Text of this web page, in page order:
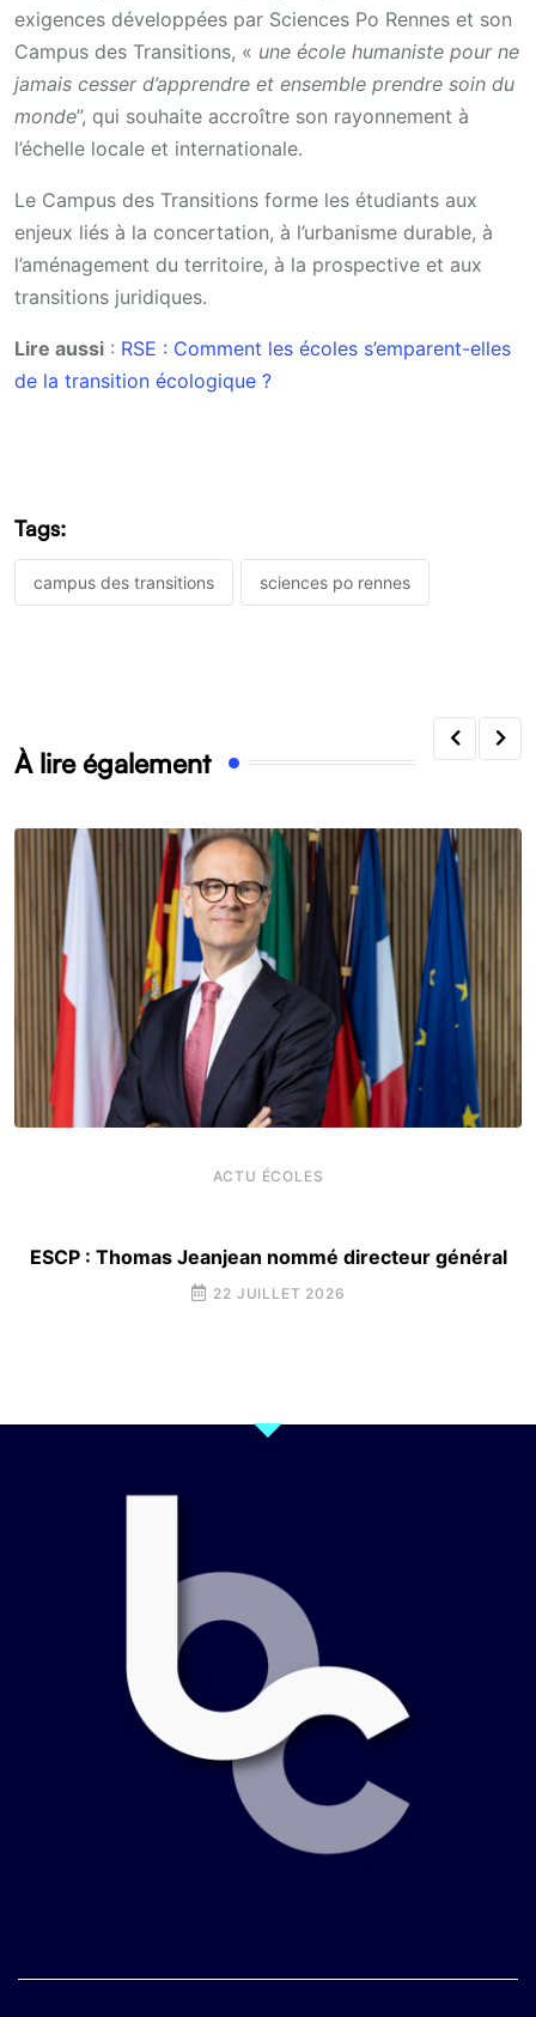
exigences développées par Sciences Po Rennes et son
Campus des Transitions, « une école humaniste pour ne
jamais cesser d’apprendre et ensemble prendre soin du
monde”, qui souhaite accroître son rayonnement à
l’échelle locale et internationale.
Le Campus des Transitions forme les étudiants aux
enjeux liés à la concertation, à l’urbanisme durable, à
l’aménagement du territoire, à la prospective et aux
transitions juridiques.
Lire aussi : RSE : Comment les écoles s’emparent-elles
de la transition écologique ?
Tags:
campus des transitions sciences po rennes
À lire également
ACTU ÉCOLES
ESCP : Thomas Jeanjean nommé directeur général
22 JUILLET 2026